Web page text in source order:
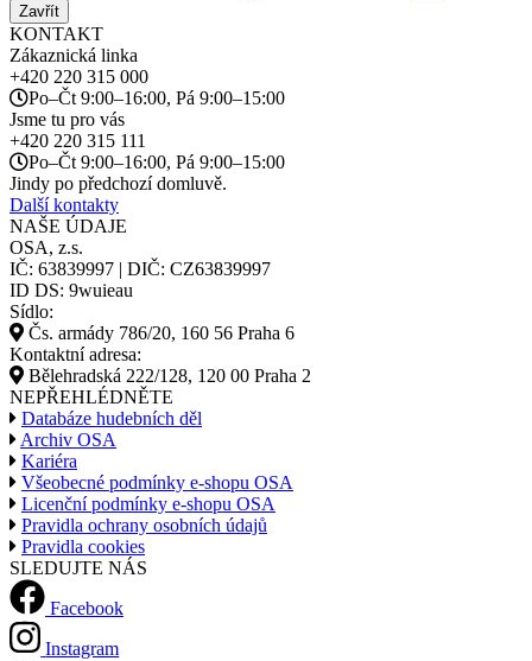
Zavřít
KONTAKT
Zákaznická linka
+420 220 315 000
Po–Čt 9:00–16:00, Pá 9:00–15:00
Jsme tu pro vás
+420 220 315 111
Po–Čt 9:00–16:00, Pá 9:00–15:00
Jindy po předchozí domluvě.
Další kontakty
NAŠE ÚDAJE
OSA, z.s.
IČ: 63839997 | DIČ: CZ63839997
ID DS: 9wuieau
Sídlo:
Čs. armády 786/20, 160 56 Praha 6
Kontaktní adresa:
Bělehradská 222/128, 120 00 Praha 2
NEPŘEHLÉDNĚTE
Databáze hudebních děl
Archiv OSA
Kariéra
Všeobecné podmínky e-shopu OSA
Licenční podmínky e-shopu OSA
Pravidla ochrany osobních údajů
Pravidla cookies
SLEDUJTE NÁS
Facebook
Instagram